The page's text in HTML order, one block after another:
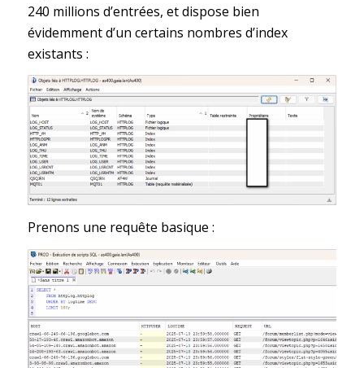
240 millions d’entrées, et dispose bien
évidemment d’un certains nombres d’index
existants :
Prenons une requête basique :